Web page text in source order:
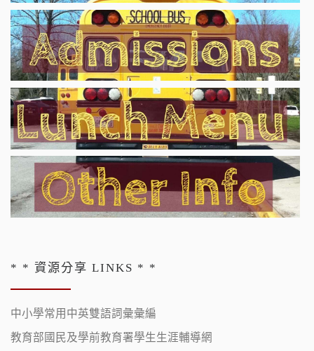
* * 資源分享 LINKS * *
中小學常用中英雙語詞彙彙編
教育部國民及學前教育署學生生涯輔導網